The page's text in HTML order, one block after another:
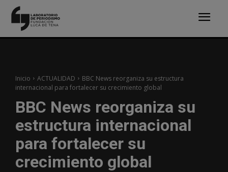
Inicio ACTUALIDAD
BBC News reorganiza su estructura
internacional para fortalecer su crecimiento global
BBC News reorganiza su
estructura internacional
para fortalecer su
crecimiento global